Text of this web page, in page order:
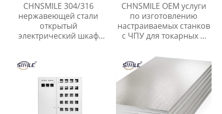
CHNSMILE 304/316
нержавеющей стали
открытый
электрический шкаф
пользовательские
услуги изготовления
CHNSMILE OEM услуги
по изготовлению
настраиваемых станков
с ЧПУ для токарных и
алюминия